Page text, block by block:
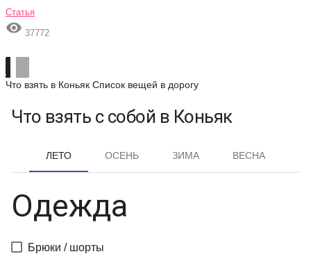
Статья
 37772
Что взять в Коньяк Список вещей в дорогу
Что взять с собой в Коньяк
ЛЕТО ОСЕНЬ ЗИМА ВЕСНА
Одежда
Брюки / шорты